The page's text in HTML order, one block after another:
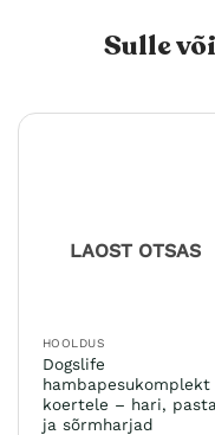
Sulle
LAOST OTSAS
HOOLDUS
Dogslife
hambapesukomplekt
koertele – hari, pasta
ja sõrmharjad